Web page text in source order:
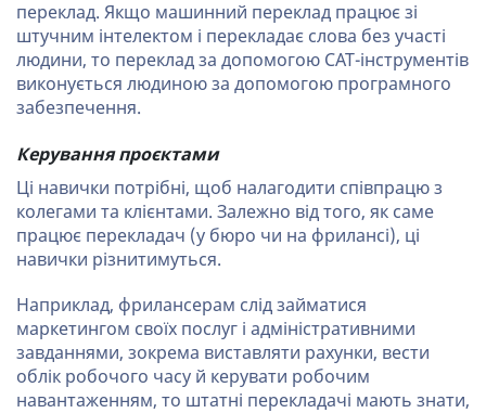
переклад. Якщо машинний переклад працює зі
штучним інтелектом і перекладає слова без участі
людини, то переклад за допомогою CAT-інструментів
виконується людиною за допомогою програмного
забезпечення.
Керування проєктами
Ці навички потрібні, щоб налагодити співпрацю з
колегами та клієнтами. Залежно від того, як саме
працює перекладач (у бюро чи на фрилансі), ці
навички різнитимуться.
Наприклад, фрилансерам слід займатися
маркетингом своїх послуг і адміністративними
завданнями, зокрема виставляти рахунки, вести
облік робочого часу й керувати робочим
навантаженням, то штатні перекладачі мають знати,